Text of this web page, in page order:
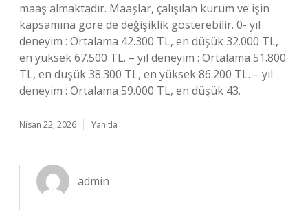
maaş almaktadır. Maaşlar, çalışılan kurum ve işin
kapsamına göre de değişiklik gösterebilir. 0- yıl
deneyim : Ortalama 42.300 TL, en düşük 32.000 TL,
en yüksek 67.500 TL. – yıl deneyim : Ortalama 51.800
TL, en düşük 38.300 TL, en yüksek 86.200 TL. – yıl
deneyim : Ortalama 59.000 TL, en düşük 43.
Nisan 22, 2026 Yanıtla
admin